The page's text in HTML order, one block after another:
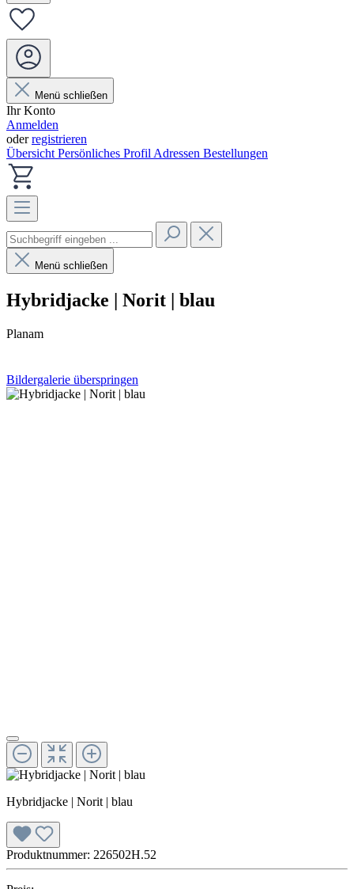
Menü schließen
Ihr Konto
Anmelden
oderregistrieren
Übersicht Persönliches Profil Adressen Bestellungen
Menü schließen
Hybridjacke | Norit | blau
Planam
Bildergalerie überspringen
Hybridjacke | Norit | blau
Produktnummer: 226502H.52